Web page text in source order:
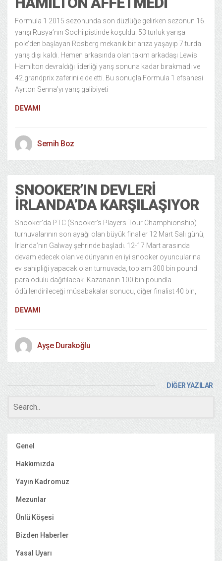
Formula 1 2015 sezonunda son düzlüğe gelirken sezonun 16.
yarışı Rusya’nın Sochi pistinde koşuldu. 53 turluk yarışa
pole’den başlayan Rosberg mekanik bir arıza yaşayıp 7.turda
yarış dışı kaldı. Hemen arkasında olan takım arkadaşı Lewis
Hamilton devraldığı liderliği yarış sonuna kadar bırakmadı ve
42.grandprix zaferini elde etti. Bu sonuçla Formula 1 efsanesi
Ayrton Senna’yı yarış galibiyeti
DEVAMI
Semih Boz
SNOOKER’IN DEVLERI
İRLANDA’DA KARŞILAŞIYOR
Snooker’da PTC (Snooker’s Players Tour Champhionship)
turnuvalarının son ayağı olan büyük finaller 12 Mart Salı günü,
İrlanda’nın Galway şehrinde başladı. 12-17 Mart arasında
devam edecek olan ve dünyanın en iyi snooker oyuncularına
ev sahipliği yapacak olan turnuvada, toplam 300 bin pound
para ödülü dağıtılacak. Kazananın 100 bin poundla
ödüllendirileceği müsabakalar sonucu, diğer finalist 40 bin,
DEVAMI
Ayşe Durakoğlu
DİĞER YAZILAR
Genel
Hakkımızda
Yayın Kadromuz
Mezunlar
Ünlü Köşesi
Bizden Haberler
Yasal Uyarı